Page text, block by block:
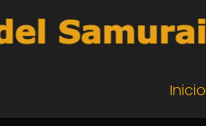
Inicio